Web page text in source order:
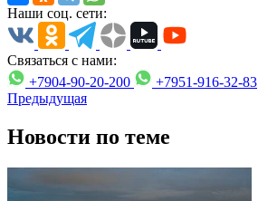
Наши соц. сети:
Связаться с нами:
+7904-90-20-200
+7951-916-32-83
Предыдущая
Новости по теме